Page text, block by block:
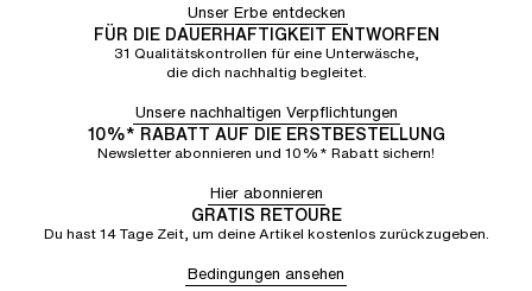
Unser Erbe entdecken
FÜR DIE DAUERHAFTIGKEIT ENTWORFEN
31 Qualitätskontrollen für eine Unterwäsche,
die dich nachhaltig begleitet.
Unsere nachhaltigen Verpflichtungen
10%* RABATT AUF DIE ERSTBESTELLUNG
Newsletter abonnieren und 10%* Rabatt sichern!
Hier abonnieren
GRATIS RETOURE
Du hast 14 Tage Zeit, um deine Artikel kostenlos zurückzugeben.
Bedingungen ansehen